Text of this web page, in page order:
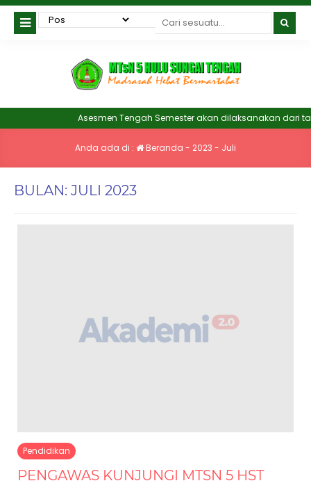
Asesmen Tengah Semester akan dilaksanakan dari
Anda ada di : Beranda - 2023 - Juli
BULAN: JULI 2023
Pendidikan
PENGAWAS KUNJUNGI MTSN 5 HST